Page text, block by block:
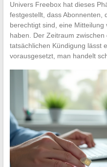
Univers Freebox hat dieses
festgestellt, dass Abonnenten,
berechtigt sind, eine
haben. Der Zeitraum
tatsächlichen Kündigung lässt
vorausgesetzt, man handelt